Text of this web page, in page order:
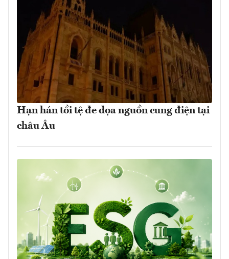
Hạn hán tồi tệ đe dọa nguồn cung điện tại
châu Âu